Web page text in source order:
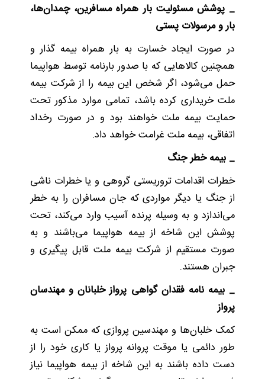
_ پوشش مسئولیت بار همراه مسافرین، چمدان‌ها،
بار و مرسولات پستی
در صورت ایجاد خسارت به بار همراه بیمه گذار و
همچنین کالاهایی که با صدور بارنامه توسط هواپیما
حمل می‌شود، اگر شخص این بیمه را از شرکت بیمه
ملت خریداری کرده باشد، تمامی موارد مذکور تحت
حمایت بیمه ملت خواهند بود و در صورت رخداد
اتفاقی، بیمه ملت غرامت خواهد داد.
_ بیمه خطر جنگ
خطرات اقدامات تروریستی گروهی و یا خطرات ناشی
از جنگ یا دیگر مواردی که جان مسافران را به خطر
می‌اندازد و به وسیله پرنده آسیب وارد می‌کند، تحت
پوشش این شاخه از بیمه هواپیما می‌باشند و به
صورت مستقیم از شرکت بیمه ملت قابل پیگیری و
جبران هستند.
_ بیمه نامه فقدان گواهی پرواز خلبانان و مهندسان
پرواز
کمک خلبان‌ها و مهندسین پروازی که ممکن است به
طور دائمی یا موقت پروانه پرواز یا کاری خود را از
دست داده باشند به این شاخه از بیمه هواپیما نیاز